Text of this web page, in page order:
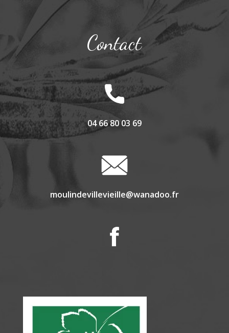
Contact
04 66 80 03 69
moulindevillevieille@wanadoo.fr